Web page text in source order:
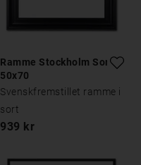
Ramme Stockholm Sort
50x70
Svenskfremstillet ramme i
sort
939 kr